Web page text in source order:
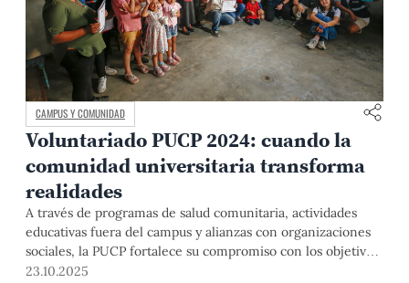
CAMPUS Y COMUNIDAD
Voluntariado PUCP 2024: cuando la
comunidad universitaria transforma
realidades
A través de programas de salud comunitaria, actividades
educativas fuera del campus y alianzas con organizaciones
sociales, la PUCP fortalece su compromiso con los objetivos
de desarrollo sostenible. El voluntariado universitario se
23.10.2025